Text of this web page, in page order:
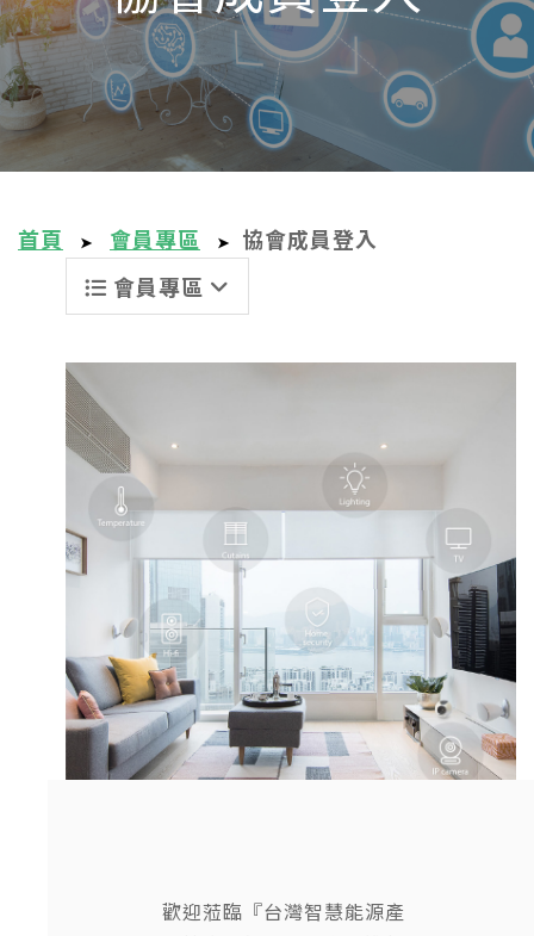
首頁 ➤ 會員專區 ➤
協會成員登入
會員專區
歡迎蒞臨『台灣智慧能源產